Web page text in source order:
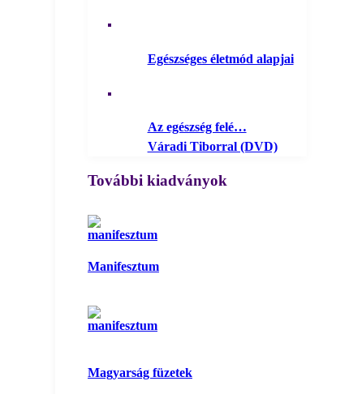
Egészséges életmód alapjai
Az egészség felé…
Váradi Tiborral (DVD)
További kiadványok
Manifesztum
Magyarság füzetek